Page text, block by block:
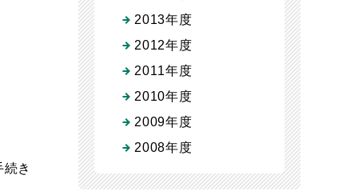
き
2013年度
2012年度
2011年度
2010年度
2009年度
2008年度